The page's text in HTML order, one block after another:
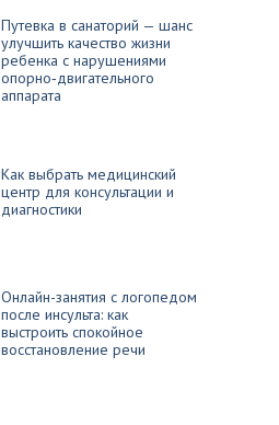
Путевка в санаторий — шанс
улучшить качество жизни
ребенка с нарушениями
опорно‑двигательного
аппарата
Как выбрать медицинский
центр для консультации и
диагностики
Онлайн-занятия с логопедом
после инсульта: как
выстроить спокойное
восстановление речи